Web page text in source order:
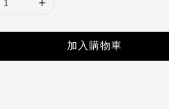
加入購物車